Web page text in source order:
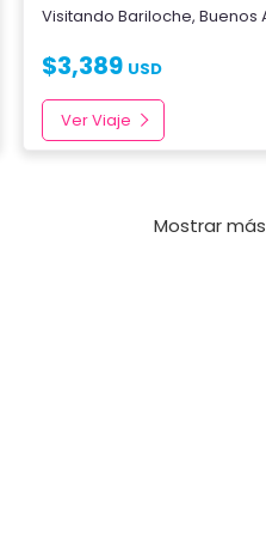
VisitandoBariloche,Buenos
$3,389 USD
Ver Viaje
Mostrar